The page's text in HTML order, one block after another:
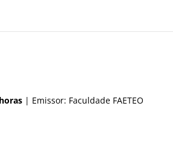
| Emissor: Faculdade FAETEO